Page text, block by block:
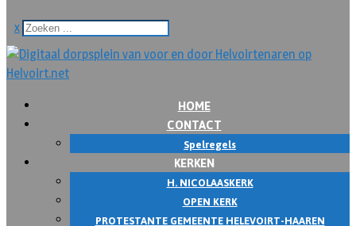
x
HOME
CONTACT
Spelregels
KERKEN
H. NICOLAASKERK
OPEN KERK
PROTESTANTE GEMEENTE HELEVOIRT-HAAREN